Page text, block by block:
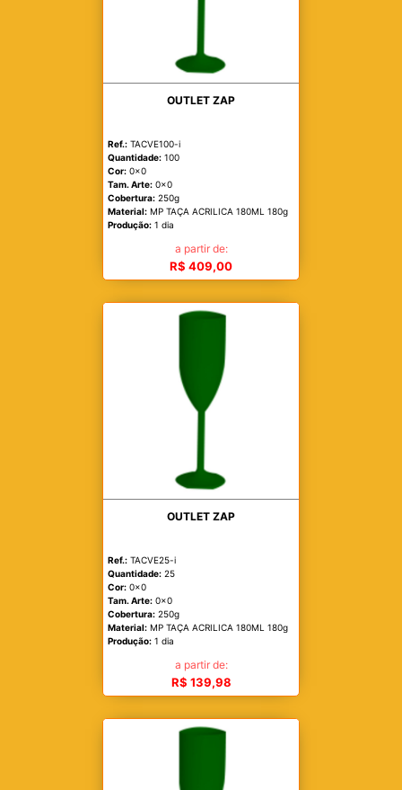
OUTLET ZAP
Ref.: TACVE100-i
Quantidade: 100
Cor: 0x0
Tam. Arte: 0x0
Cobertura: 250g
Material: MP TAÇA ACRILICA 180ML 180g
Produção: 1 dia
a partir de:
R$ 409,00
OUTLET ZAP
Ref.: TACVE25-i
Quantidade: 25
Cor: 0x0
Tam. Arte: 0x0
Cobertura: 250g
Material: MP TAÇA ACRILICA 180ML 180g
Produção: 1 dia
a partir de:
R$ 139,98